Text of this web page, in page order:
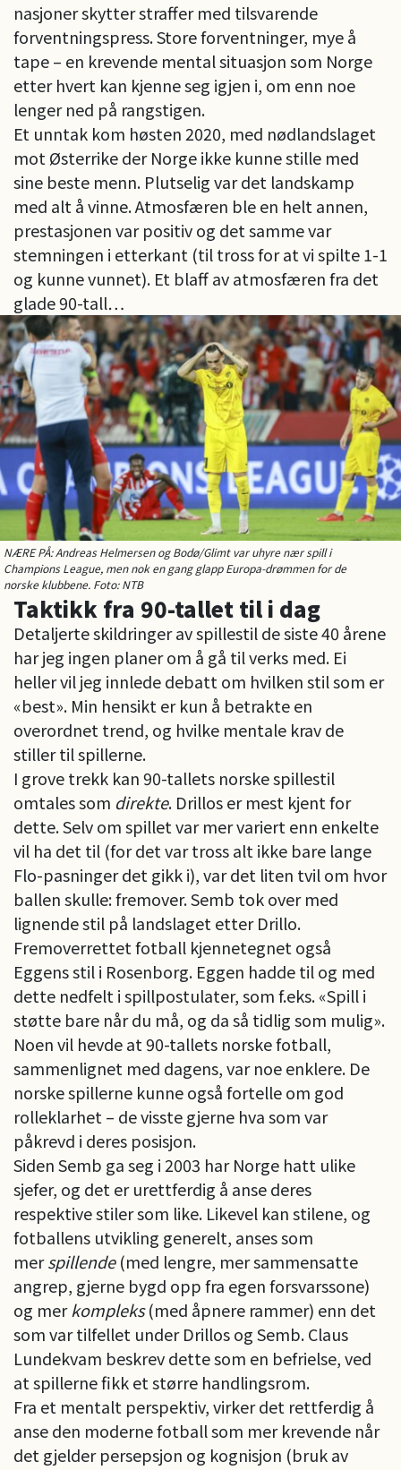
nasjoner skytter straffer med tilsvarende
forventningspress. Store forventninger, mye å
tape – en krevende mental situasjon som Norge
etter hvert kan kjenne seg igjen i, om enn noe
lenger ned på rangstigen.
Et unntak kom høsten 2020, med nødlandslaget
mot Østerrike der Norge ikke kunne stille med
sine beste menn. Plutselig var det landskamp
med alt å vinne. Atmosfæren ble en helt annen,
prestasjonen var positiv og det samme var
stemningen i etterkant (til tross for at vi spilte 1-1
og kunne vunnet). Et blaff av atmosfæren fra det
glade 90-tall…
NÆRE PÅ: Andreas Helmersen og Bodø/Glimt var uhyre nær spill i
Champions League, men nok en gang glapp Europa-drømmen for de
norske klubbene. Foto: NTB
Taktikk fra 90-tallet til i dag
Detaljerte skildringer av spillestil de siste 40 årene
har jeg ingen planer om å gå til verks med. Ei
heller vil jeg innlede debatt om hvilken stil som er
«best». Min hensikt er kun å betrakte en
overordnet trend, og hvilke mentale krav de
stiller til spillerne.
I grove trekk kan 90-tallets norske spillestil
omtales som direkte. Drillos er mest kjent for
dette. Selv om spillet var mer variert enn enkelte
vil ha det til (for det var tross alt ikke bare lange
Flo-pasninger det gikk i), var det liten tvil om hvor
ballen skulle: fremover. Semb tok over med
lignende stil på landslaget etter Drillo.
Fremoverrettet fotball kjennetegnet også
Eggens stil i Rosenborg. Eggen hadde til og med
dette nedfelt i spillpostulater, som f.eks. «Spill i
støtte bare når du må, og da så tidlig som mulig».
Noen vil hevde at 90-tallets norske fotball,
sammenlignet med dagens, var noe enklere. De
norske spillerne kunne også fortelle om god
rolleklarhet – de visste gjerne hva som var
påkrevd i deres posisjon.
Siden Semb ga seg i 2003 har Norge hatt ulike
sjefer, og det er urettferdig å anse deres
respektive stiler som like. Likevel kan stilene, og
fotballens utvikling generelt, anses som
merspillende(med lengre, mer sammensatte
angrep, gjerne bygd opp fra egen forsvarssone)
og merkompleks(med åpnere rammer) enn det
som var tilfellet under Drillos og Semb. Claus
Lundekvam beskrev dette som en befrielse, ved
at spillerne fikk et større handlingsrom.
Fra et mentalt perspektiv, virker det rettferdig å
anse den moderne fotball som mer krevende når
det gjelder persepsjon og kognisjon (bruk av